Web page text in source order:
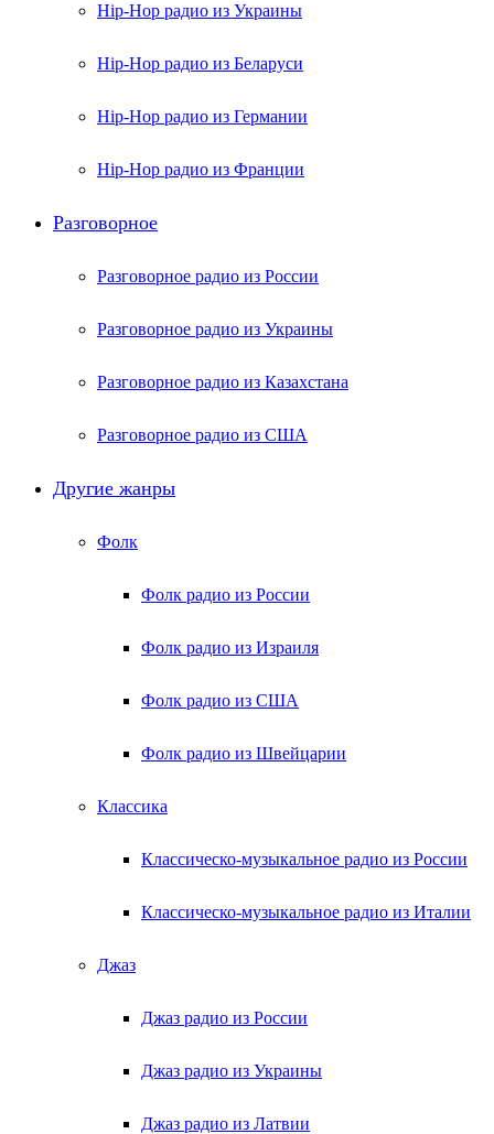
Hip-Hop радио из Украины
Hip-Hop радио из Беларуси
Hip-Hop радио из Германии
Hip-Hop радио из Франции
Разговорное
Разговорное радио из России
Разговорное радио из Украины
Разговорное радио из Казахстана
Разговорное радио из США
Другие жанры
Фолк
Фолк радио из России
Фолк радио из Израиля
Фолк радио из США
Фолк радио из Швейцарии
Классика
Классическо-музыкальное радио из России
Классическо-музыкальное радио из Италии
Джаз
Джаз радио из России
Джаз радио из Украины
Джаз радио из Латвии